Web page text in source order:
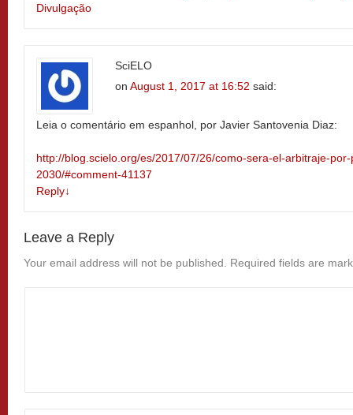
Divulgação
SciELO
on August 1, 2017 at 16:52 said:
Leia o comentário em espanhol, por Javier Santovenia Diaz:
http://blog.scielo.org/es/2017/07/26/como-sera-el-arbitraje-
2030/#comment-41137
Reply↓
Leave a Reply
Your email address will not be published. Required fields are